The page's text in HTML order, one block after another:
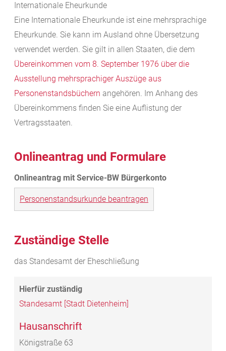
Internationale Eheurkunde
Eine Internationale Eheurkunde ist eine mehrsprachige
Eheurkunde. Sie kann im Ausland ohne Übersetzung
verwendet werden. Sie gilt in allen Staaten, die dem
Übereinkommen vom 8. September 1976 über die
Ausstellung mehrsprachiger Auszüge aus
Personenstandsbüchern angehören. Im Anhang des
Übereinkommens finden Sie eine Auflistung der
Vertragsstaaten.
Onlineantrag und Formulare
Personenstandsurkunde beantragen
Zuständige Stelle
das Standesamt der Eheschließung
Standesamt [Stadt Dietenheim]
Hausanschrift
Königstraße 63